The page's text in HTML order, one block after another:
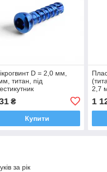
D = 2,0 мм,
титан, під
₴
Купити
2,7
1
за рік